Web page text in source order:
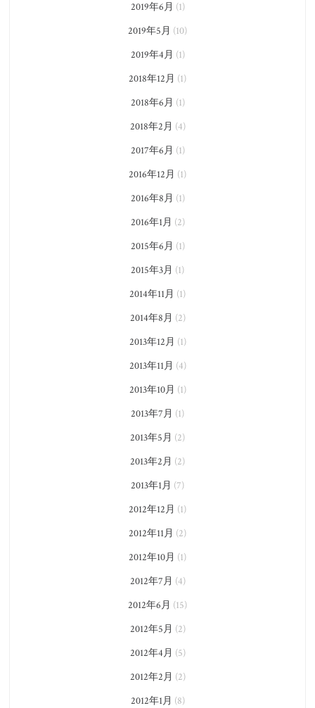
2019年6月 (1)
2019年5月 (10)
2019年4月 (1)
2018年12月 (1)
2018年6月 (1)
2018年2月 (4)
2017年6月 (1)
2016年12月 (1)
2016年8月 (1)
2016年1月 (2)
2015年6月 (1)
2015年3月 (1)
2014年11月 (1)
2014年8月 (2)
2013年12月 (1)
2013年11月 (4)
2013年10月 (1)
2013年7月 (1)
2013年5月 (2)
2013年2月 (2)
2013年1月 (7)
2012年12月 (1)
2012年11月 (2)
2012年10月 (1)
2012年7月 (4)
2012年6月 (15)
2012年5月 (2)
2012年4月 (5)
2012年2月 (2)
2012年1月 (8)